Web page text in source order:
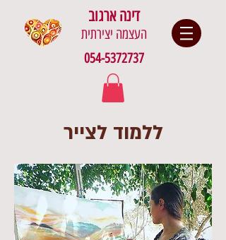
דינה ארגוב
העצמה יצירתית
054-5372737
ללמוד לצייר